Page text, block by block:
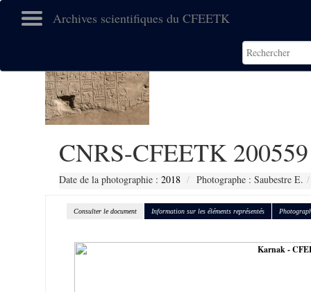
Archives scientifiques du CFEETK
CNRS-CFEETK 200559
Date de la photographie : 2018 Photographe : Saubestre E.
Consulter le document Information sur les éléments représentés